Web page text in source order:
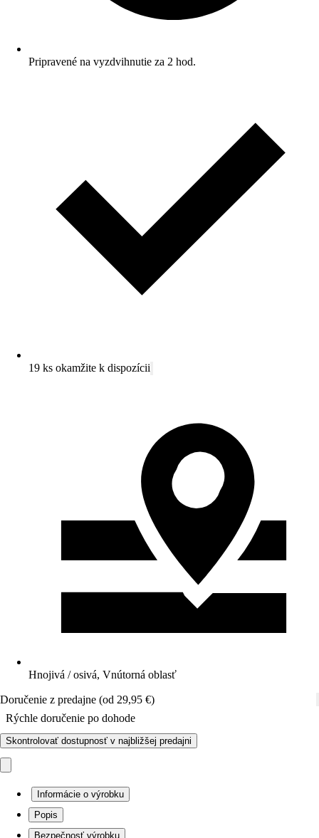
Pripravené na vyzdvihnutie za 2 hod.
19 ks okamžite k dispozícii
Hnojivá / osivá, Vnútorná oblasť
Doručenie z predajne (od 29,95 €)
Rýchle doručenie po dohode
Skontrolovať dostupnosť v najbližšej predajni
Informácie o výrobku
Popis
Bezpečnosť výrobku